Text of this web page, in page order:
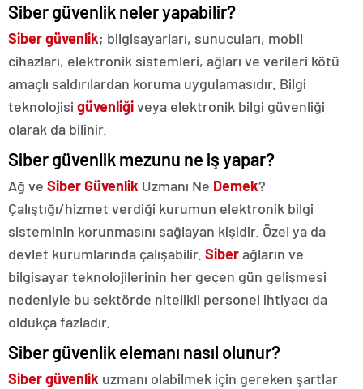
Siber güvenlik neler yapabilir?
Siber güvenlik; bilgisayarları, sunucuları, mobil
cihazları, elektronik sistemleri, ağları ve verileri kötü
amaçlı saldırılardan koruma uygulamasıdır. Bilgi
teknolojisi güvenliğiveya elektronik bilgi güvenliği
olarak da bilinir.
Siber güvenlik mezunu ne iş yapar?
Ağ ve Siber Güvenlik Uzmanı Ne Demek?
Çalıştığı/hizmet verdiği kurumun elektronik bilgi
sisteminin korunmasını sağlayan kişidir. Özel ya da
devlet kurumlarında çalışabilir. Siberağların ve
bilgisayar teknolojilerinin her geçen gün gelişmesi
nedeniyle bu sektörde nitelikli personel ihtiyacı da
oldukça fazladır.
Siber güvenlik elemanı nasıl olunur?
Siber güvenlik uzmanı olabilmek için gereken şartlar